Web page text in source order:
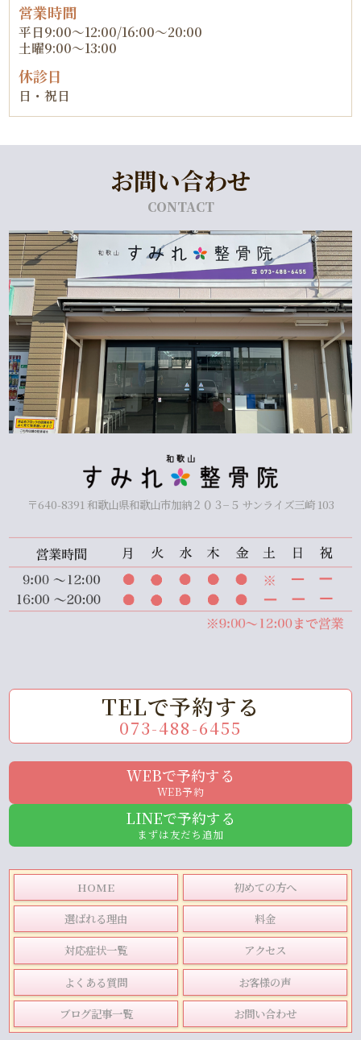
営業時間
平日9:00～12:00/16:00～20:00
土曜9:00～13:00
休診日
日・祝日
お問い合わせ
CONTACT
〒640-8391 和歌山県和歌山市加納２０３−５ サンライズ三崎 103
TELで予約する
073-488-6455
WEBで予約する
WEB予約
LINEで予約する
まずは友だち追加
HOME 初めての方へ
選ばれる理由 料金
対応症状一覧 アクセス
よくある質問 お客様の声
ブログ記事一覧 お問い合わせ